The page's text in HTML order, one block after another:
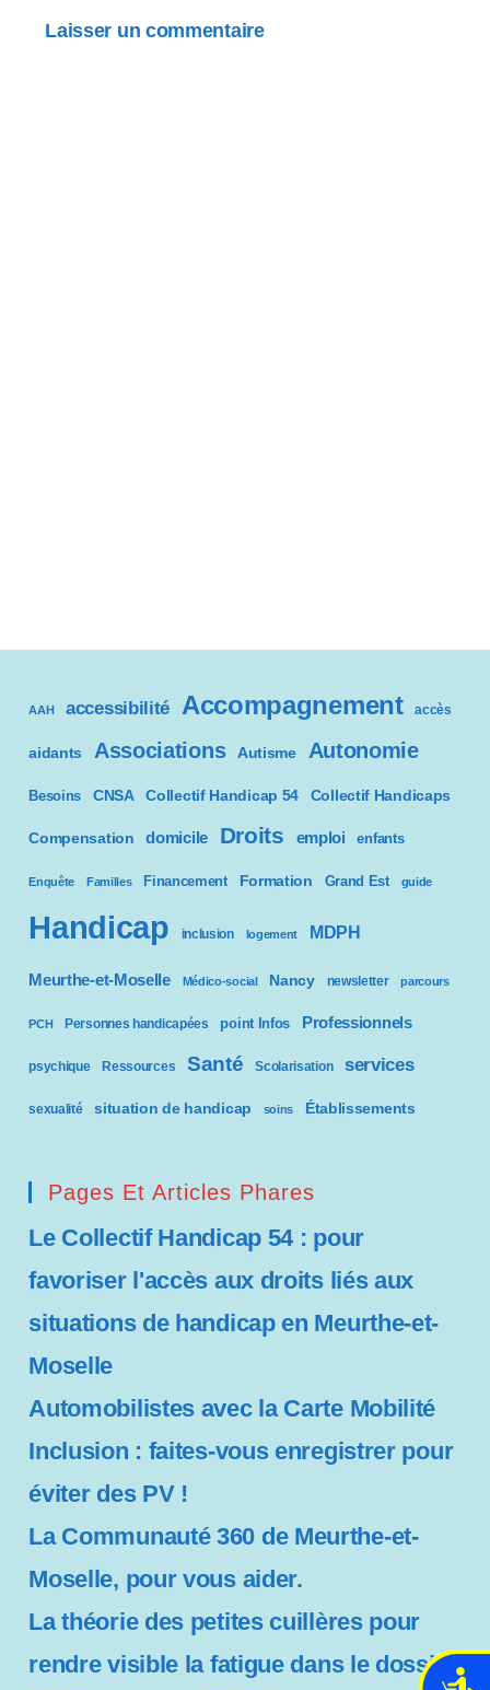
A
Laisser un commentaire
AAH accessibilité Accompagnement accès
aidants Associations Autisme Autonomie
Besoins CNSA Collectif Handicap 54 Collectif Handicaps
Compensation domicile Droits emploi enfants
Enquête Familles Financement Formation Grand Est guide
Handicap inclusion logement MDPH
Meurthe-et-Moselle Médico-social Nancy newsletter parcours
PCH Personnes handicapées point Infos Professionnels
psychique Ressources Santé Scolarisation services
sexualité situation de handicap soins Établissements
Pages Et Articles Phares
Le Collectif Handicap 54 : pour
favoriser l'accès aux droits liés aux
situations de handicap en Meurthe-et-
Moselle
Automobilistes avec la Carte Mobilité
Inclusion : faites-vous enregistrer pour
éviter des PV !
La Communauté 360 de Meurthe-et-
Moselle, pour vous aider.
La théorie des petites cuillères pour
rendre visible la fatigue dans le dossier